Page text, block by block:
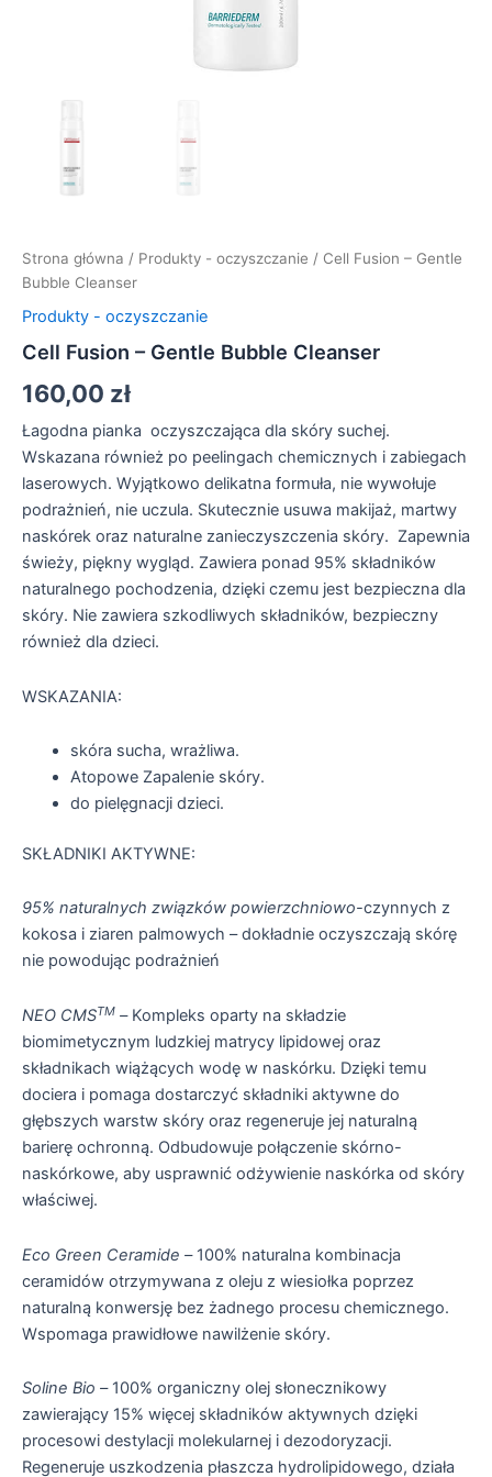
Strona główna / Produkty - oczyszczanie / Cell Fusion – Gentle
Bubble Cleanser
Produkty - oczyszczanie
Cell Fusion – Gentle Bubble Cleanser
160,00 zł
Łagodna pianka oczyszczająca dla skóry suchej.
Wskazana również po peelingach chemicznych i zabiegach
laserowych. Wyjątkowo delikatna formuła, nie wywołuje
podrażnień, nie uczula. Skutecznie usuwa makijaż, martwy
naskórek oraz naturalne zanieczyszczenia skóry. Zapewnia
świeży, piękny wygląd. Zawiera ponad 95% składników
naturalnego pochodzenia, dzięki czemu jest bezpieczna dla
skóry. Nie zawiera szkodliwych składników, bezpieczny
również dla dzieci.
WSKAZANIA:
skóra sucha, wrażliwa.
Atopowe Zapalenie skóry.
do pielęgnacji dzieci.
SKŁADNIKI AKTYWNE:
95% naturalnych związków powierzchniowo-czynnych z
kokosa i ziaren palmowych – dokładnie oczyszczają skórę
nie powodując podrażnień
NEO CMSTM – Kompleks oparty na składzie
biomimetycznym ludzkiej matrycy lipidowej oraz
składnikach wiążących wodę w naskórku. Dzięki temu
dociera i pomaga dostarczyć składniki aktywne do
głębszych warstw skóry oraz regeneruje jej naturalną
barierę ochronną. Odbudowuje połączenie skórno-
naskórkowe, aby usprawnić odżywienie naskórka od skóry
właściwej.
Eco Green Ceramide – 100% naturalna kombinacja
ceramidów otrzymywana z oleju z wiesiołka poprzez
naturalną konwersję bez żadnego procesu chemicznego.
Wspomaga prawidłowe nawilżenie skóry.
Soline Bio – 100% organiczny olej słonecznikowy
zawierający 15% więcej składników aktywnych dzięki
procesowi destylacji molekularnej i dezodoryzacji.
Regeneruje uszkodzenia płaszcza hydrolipidowego, działa